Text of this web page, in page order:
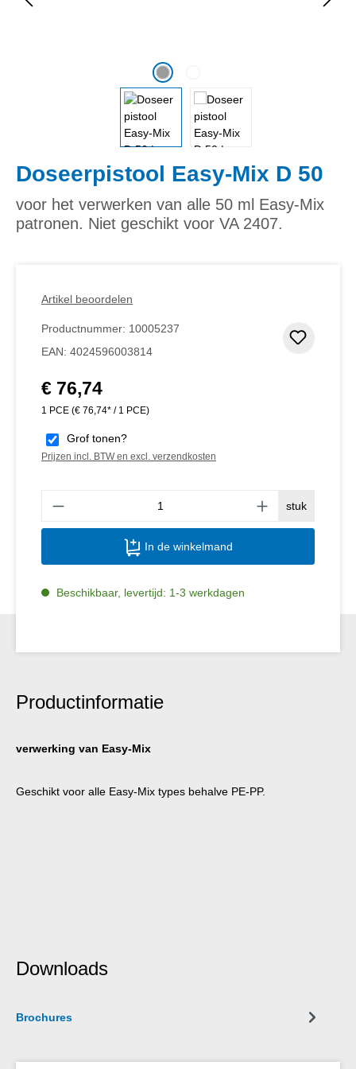
Doseerpistool Easy-Mix D 50
voor het verwerken van alle 50 ml Easy-Mix
patronen. Niet geschikt voor VA 2407.
Artikel beoordelen
Productnummer: 10005237
EAN: 4024596003814
Normale prijs:
€ 76,74
1 PCE (€ 76,74* / 1 PCE)
Grof tonen?
Prijzen incl. BTW en excl. verzendkosten
stuk
In de winkelmand
Beschikbaar, levertijd: 1-3 werkdagen
Productinformatie
verwerking van Easy-Mix
Geschikt voor alle Easy-Mix types behalve PE-PP.
Downloads
Brochures